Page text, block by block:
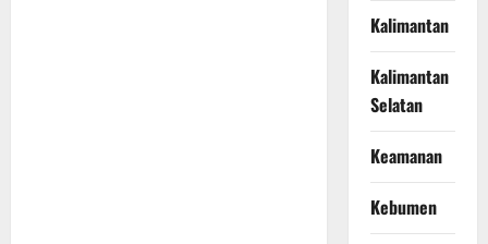
Kalimantan
Kalimantan
Selatan
Keamanan
Kebumen